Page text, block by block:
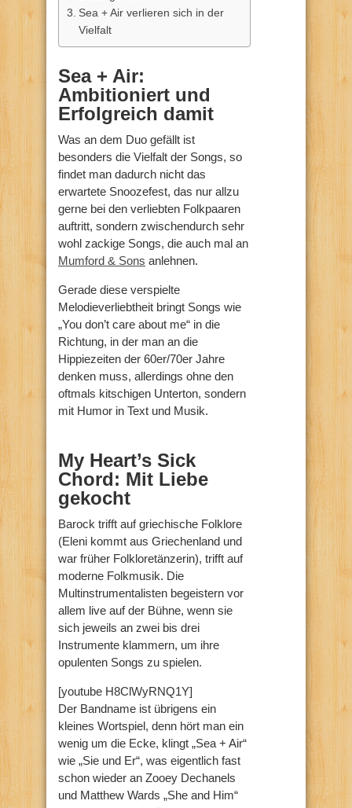
Sea + Air verlieren sich in der
Vielfalt
Sea + Air:
Ambitioniert und
Erfolgreich damit
Was an dem Duo gefällt ist
besonders die Vielfalt der Songs, so
findet man dadurch nicht das
erwartete Snoozefest, das nur allzu
gerne bei den verliebten Folkpaaren
auftritt, sondern zwischendurch sehr
wohl zackige Songs, die auch mal an
Mumford & Sons anlehnen.
Gerade diese verspielte
Melodieverliebtheit bringt Songs wie
„You don’t care about me“ in die
Richtung, in der man an die
Hippiezeiten der 60er/70er Jahre
denken muss, allerdings ohne den
oftmals kitschigen Unterton, sondern
mit Humor in Text und Musik.
My Heart’s Sick
Chord: Mit Liebe
gekocht
Barock trifft auf griechische Folklore
(Eleni kommt aus Griechenland und
war früher Folkloretänzerin), trifft auf
moderne Folkmusik. Die
Multinstrumentalisten begeistern vor
allem live auf der Bühne, wenn sie
sich jeweils an zwei bis drei
Instrumente klammern, um ihre
opulenten Songs zu spielen.
[youtube H8ClWyRNQ1Y]
Der Bandname ist übrigens ein
kleines Wortspiel, denn hört man ein
wenig um die Ecke, klingt „Sea + Air“
wie „Sie und Er“, was eigentlich fast
schon wieder an Zooey Dechanels
und Matthew Wards „She and Him“